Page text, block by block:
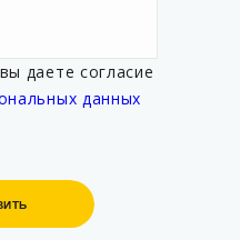
даете согласие
данных